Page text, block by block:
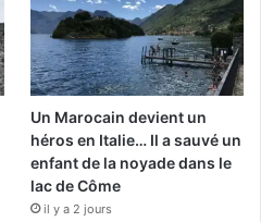
Un Marocain devient un
héros en Italie… Il a sauvé un
enfant de la noyade dans le
lac de Côme
il y a 2 jours